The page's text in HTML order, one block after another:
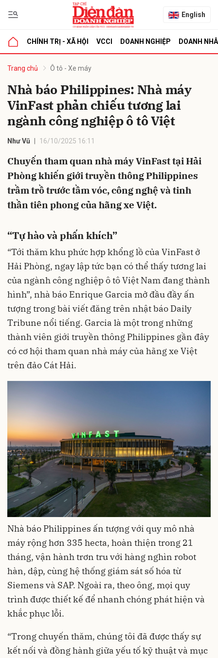
English
CHÍNH TRỊ - XÃ HỘI VCCI DOANH NGHIỆP DOANH
Trang chủ Ô tô - Xe máy
Nhà báo Philippines: Nhà máy
VinFast phản chiếu tương lai
ngành công nghiệp ô tô Việt
Như Vũ 16/10/2025 16:11
Chuyến tham quan nhà máy VinFast tại Hải
Phòng khiến giới truyền thông Philippines
trầm trồ trước tầm vóc, công nghệ và tinh
thần tiên phong của hãng xe Việt.
“Tự hào và phấn khích”
“Tới thăm khu phức hợp khổng lồ của VinFast ở
Hải Phòng, ngay lập tức bạn có thể thấy tương lai
của ngành công nghiệp ô tô Việt Nam đang thành
hình”, nhà báo Enrique Garcia mở đầu đầy ấn
tượng trong bài viết đăng trên nhật báo Daily
Tribune nổi tiếng. Garcia là một trong những
thành viên giới truyền thông Philippines gần đây
có cơ hội tham quan nhà máy của hãng xe Việt
trên đảo Cát Hải.
Nhà báo Philippines ấn tượng với quy mô nhà
máy rộng hơn 335 hecta, hoàn thiện trong 21
tháng, vận hành trơn tru với hàng nghìn robot
hàn, dập, cùng hệ thống giám sát số hóa từ
Siemens và SAP. Ngoài ra, theo ông, mọi quy
trình được thiết kế để nhanh chóng phát hiện và
khắc phục lỗi.
“Trong chuyến thăm, chúng tôi đã được thấy sự
kết nối và đồng hành giữa yếu tố kỹ thuật và mục
luận
Hủy